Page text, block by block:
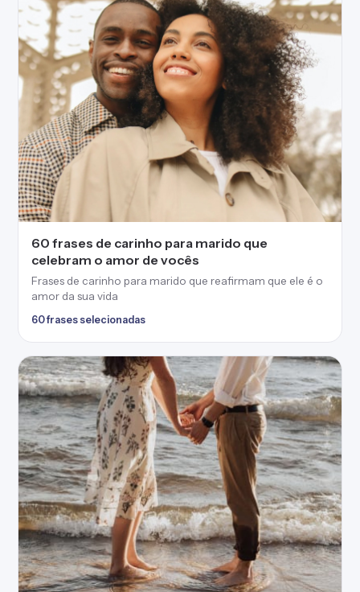
60 frases de carinho para marido que
celebram o amor de vocês
Frases de carinho para marido que reafirmam que ele é o
amor da sua vida
60 frases selecionadas